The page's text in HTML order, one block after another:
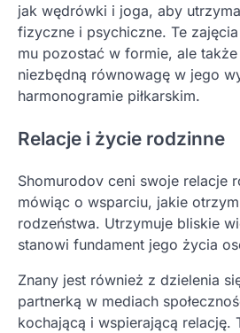
jak wędrówki i joga, aby
fizyczne i psychiczne. Te
mu pozostać w formie, ale
niezbędną równowagę w jego
harmonogramie piłkarskim.
Relacje i życie rodzinne
Shomurodov ceni swoje relacje
mówiąc o wsparciu, jakie
rodzeństwa. Utrzymuje bliskie
stanowi fundament jego życia
Znany jest również z dzielenia
partnerką w mediach
kochającą i wspierającą relację.